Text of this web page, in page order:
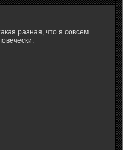
разная, что я совсем